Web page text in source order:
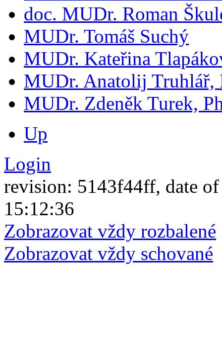
doc. MUDr. Roman
MUDr. Tomáš Suchý
MUDr. Kateřina
MUDr. Anatolij Truhlář,
MUDr. Zdeněk Turek,
Up
Login
revision: 5143f44ff, date
15:12:36
Zobrazovat vždy rozbalené
Zobrazovat vždy schované